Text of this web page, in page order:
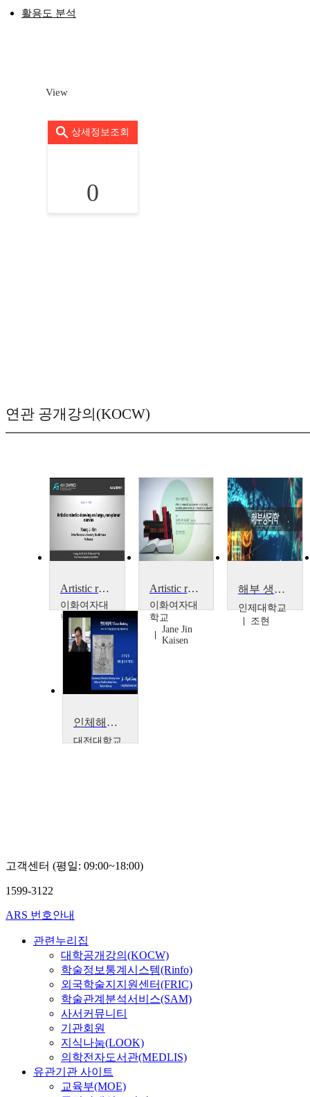
활용도 분석
View
상세정보조회
0
연관 공개강의(KOCW)
Artistic robotic drawing on large, non-planar canvas
이화여자대
학교
김영준
Artistic research as a means to critically translate perceptions of transnational adoption
이화여자대
학교
Jane Jin
Kaisen
해부 생리학
인제대학교
조현
인체해부학
대전대학교
고객센터 (평일: 09:00~18:00)
1599-3122
ARS 번호안내
관련누리집
대학공개강의(KOCW)
학술정보통계시스템(Rinfo)
외국학술지지원센터(FRIC)
학술관계분석서비스(SAM)
사서커뮤니티
기관회원
지식나눔(LOOK)
의학전자도서관(MEDLIS)
유관기관 사이트
교육부(MOE)